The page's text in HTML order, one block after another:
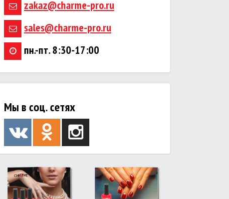
zakaz@charme-pro.ru
sales@charme-pro.ru
пн.-пт. 8:30-17:00
Мы в соц. сетях